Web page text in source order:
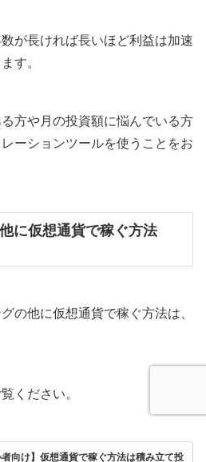
が長ければ長いほど利益は加速
す。
方や月の投資額に悩んでいる方
ーションツールを使うことをお
に仮想通貨で稼ぐ方法
の他に仮想通貨で稼ぐ方法は、
ください。
者向け】仮想通貨で稼ぐ方法は積み立て投